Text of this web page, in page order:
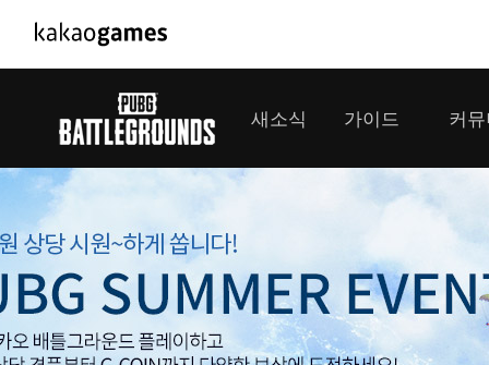
PC/모바일게임
도깨비의세계
아키에이지 워
아레스 : 라이즈 오브 가디언즈
배틀그라
패스 오브
패스 오브
새소식
이벤트
업데이트
대회소식
가이드 커
플레이
클랜
모집